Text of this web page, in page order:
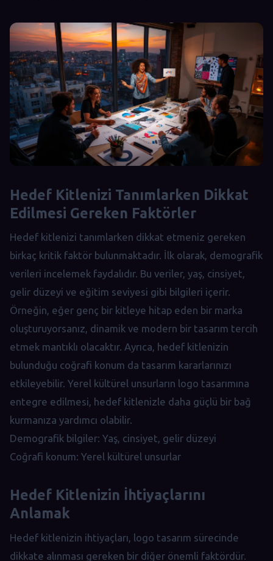
Hedef Kitlenizi Tanımlarken Dikkat
Edilmesi Gereken Faktörler
Hedef kitlenizi tanımlarken dikkat etmeniz gereken
birkaç kritik faktör bulunmaktadır. İlk olarak, demografik
verileri incelemek faydalıdır. Bu veriler, yaş, cinsiyet,
gelir düzeyi ve eğitim seviyesi gibi bilgileri içerir.
Örneğin, eğer genç bir kitleye hitap eden bir marka
oluşturuyorsanız, dinamik ve modern bir tasarım tercih
etmek mantıklı olacaktır. Ayrıca, hedef kitlenizin
bulunduğu coğrafi konum da tasarım kararlarınızı
etkileyebilir. Yerel kültürel unsurların logo tasarımına
entegre edilmesi, hedef kitlenizle daha güçlü bir bağ
kurmanıza yardımcı olabilir.
Demografik bilgiler: Yaş, cinsiyet, gelir düzeyi
Coğrafi konum: Yerel kültürel unsurlar
Hedef Kitlenizin İhtiyaçlarını
Anlamak
Hedef kitlenizin ihtiyaçları, logo tasarım sürecinde
dikkate alınması gereken bir diğer önemli faktördür.